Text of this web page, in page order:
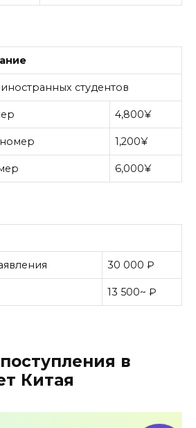
студентов
4,800¥
1,200¥
6,000¥
30 000 ₽
13 500~ ₽
в
Китая